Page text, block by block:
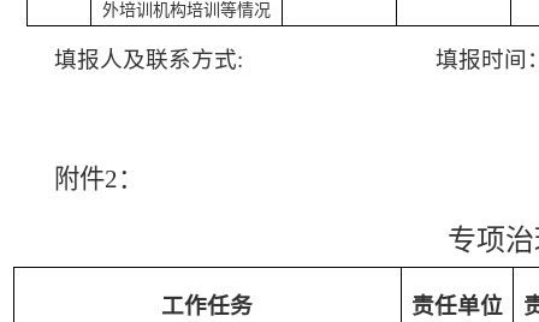
外培训机构培训等情况
填报人及联系方式: 填报时间
附件2：
专项
工作任务 责任单位